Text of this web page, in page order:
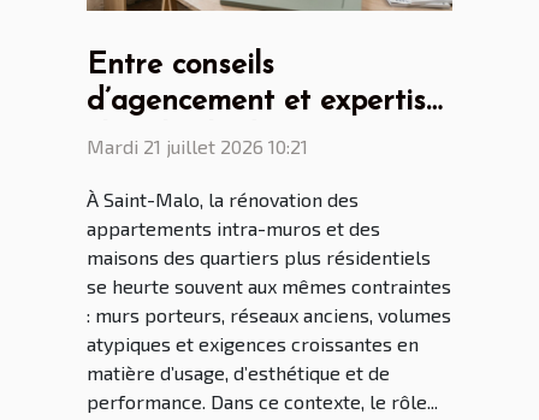
Entre conseils
d’agencement et expertise
: le rôle clé du cuisiniste
rénovation malouine
Mardi 21 juillet 2026 10:21
À Saint-Malo, la rénovation des
appartements intra-muros et des
maisons des quartiers plus résidentiels
se heurte souvent aux mêmes contraintes
: murs porteurs, réseaux anciens, volumes
atypiques et exigences croissantes en
matière d’usage, d’esthétique et de
performance. Dans ce contexte, le rôle...